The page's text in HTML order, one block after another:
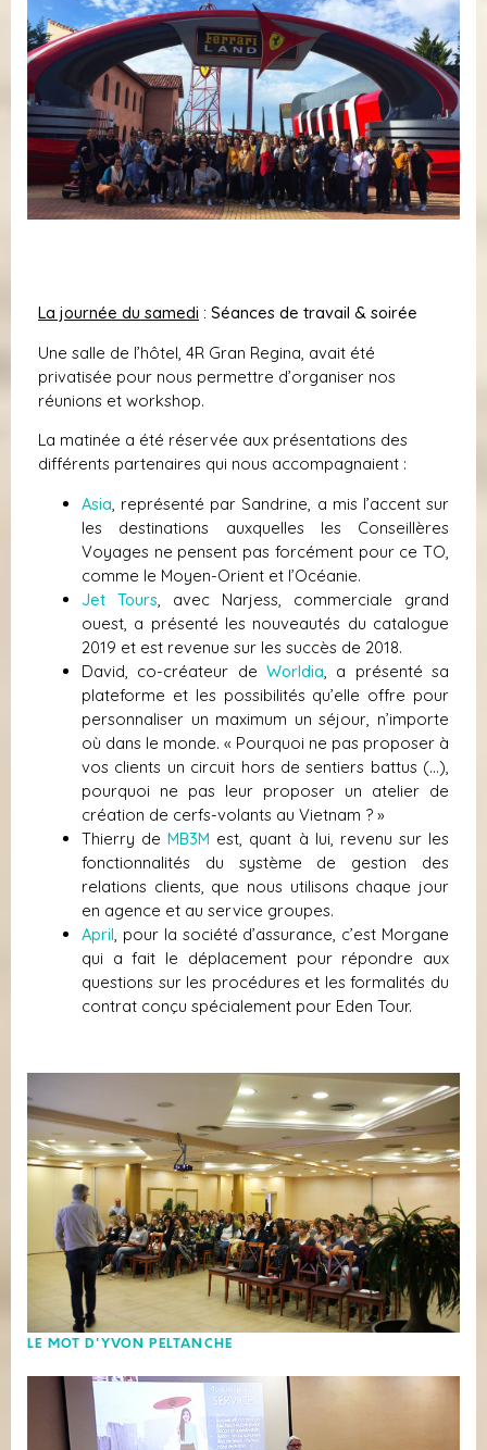
La journée du samedi : Séances de travail & soirée
Une salle de l’hôtel, 4R Gran Regina, avait été
privatisée pour nous permettre d’organiser nos
réunions et workshop.
La matinée a été réservée aux présentations des
différents partenaires qui nous accompagnaient :
Asia, représenté par Sandrine, a mis l’accent sur
les destinations auxquelles les Conseillères
Voyages ne pensent pas forcément pour ce TO,
comme le Moyen-Orient et l’Océanie.
Jet Tours, avec Narjess, commerciale grand
ouest, a présenté les nouveautés du catalogue
2019 et est revenue sur les succès de 2018.
David, co-créateur de Worldia, a présenté sa
plateforme et les possibilités qu’elle offre pour
personnaliser un maximum un séjour, n’importe
où dans le monde. « Pourquoi ne pas proposer à
vos clients un circuit hors de sentiers battus (…),
pourquoi ne pas leur proposer un atelier de
création de cerfs-volants au Vietnam ? »
Thierry deMB3M est, quant à lui, revenu sur les
fonctionnalités du système de gestion des
relations clients, que nous utilisons chaque jour
en agence et au service groupes.
April, pour la société d’assurance, c’est Morgane
qui a fait le déplacement pour répondre aux
questions sur les procédures et les formalités du
contrat conçu spécialement pour Eden Tour.
LE MOT D'YVON PELTANCHE